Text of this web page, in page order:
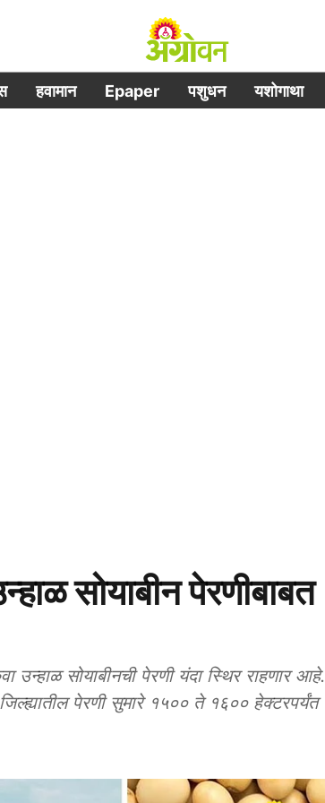
हवामान Epaper पशुधन यशोगाथा
सोयाबीन पेरणीबाबत
सोयाबीनची पेरणी यंदा स्थिर राहणार आहे.
पेरणी सुमारे १५०० ते १६०० हेक्टरपर्यंत